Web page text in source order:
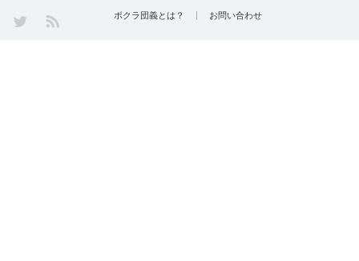
Twitter ボクラ団義とは？ お問い合わせ